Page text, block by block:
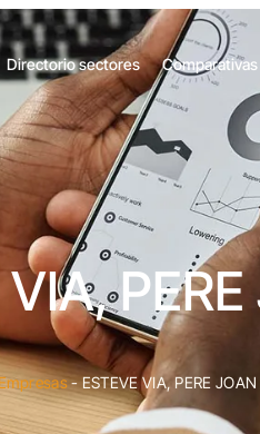
Directorio sectores Comparativas
-ESTEVE VIA, PERE JOAN